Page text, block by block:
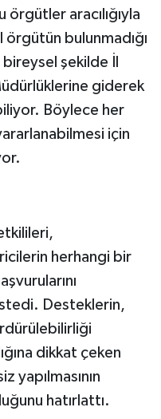
aracılığıyla
örgütün bulunmadığı
şekilde İl
giderek
Böylece her
için
herhangi bir
istedi. Desteklerin,
dikkat çeken
yapılmasının
hatırlattı.